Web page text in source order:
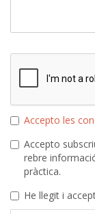
Accepto les
Accepto
rebre
pràctica.
He llegit i